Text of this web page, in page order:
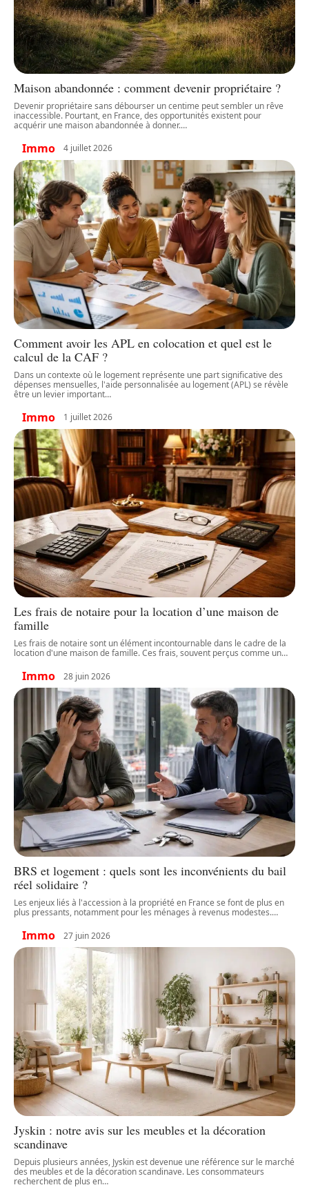
Maison abandonnée : comment devenir propriétaire ?
Devenir propriétaire sans débourser un centime peut sembler un rêve
inaccessible. Pourtant, en France, des opportunités existent pour
acquérir une maison abandonnée à donner.…
Immo 4 juillet 2026
Comment avoir les APL en colocation et quel est le
calcul de la CAF ?
Dans un contexte où le logement représente une part significative des
dépenses mensuelles, l'aide personnalisée au logement (APL) se révèle
être un levier important…
Immo 1 juillet 2026
Les frais de notaire pour la location d’une maison de
famille
Les frais de notaire sont un élément incontournable dans le cadre de la
location d'une maison de famille. Ces frais, souvent perçus comme un…
Immo 28 juin 2026
BRS et logement : quels sont les inconvénients du bail
réel solidaire ?
Les enjeux liés à l'accession à la propriété en France se font de plus en
plus pressants, notamment pour les ménages à revenus modestes.…
Immo 27 juin 2026
Jyskin : notre avis sur les meubles et la décoration
scandinave
Depuis plusieurs années, Jyskin est devenue une référence sur le marché
des meubles et de la décoration scandinave. Les consommateurs
recherchent de plus en…